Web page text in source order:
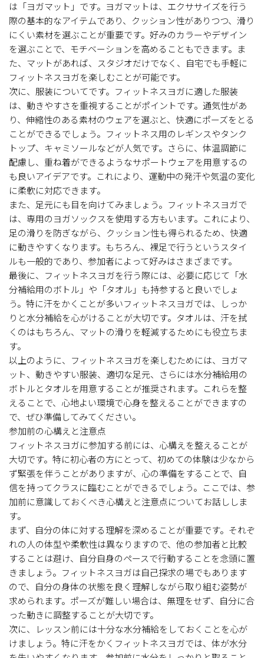
は「ヨガマット」です。ヨガマットは、エクササイズを行う
際の基本的なアイテムであり、クッション性がありつつ、滑り
にくい素材を選ぶことが重要です。好みのカラーやデザイン
を選ぶことで、モチベーションを高めることもできます。ま
た、マットがあれば、スタジオだけでなく、自宅でも手軽に
フィットネスヨガを楽しむことが可能です。
次に、服装についてです。フィットネスヨガに適した服装
は、動きやすさを重視することがポイントです。通気性があ
り、伸縮性のある素材のウェアを選ぶと、快適にポーズをとる
ことができるでしょう。フィットネス用のレギンスやタンク
トップ、キャミソールなどが人気です。さらに、体温調節に
配慮し、重ね着ができるようなサポートウェアを用意するの
も良いアイデアです。これにより、運動中の発汗や気温の変化
に柔軟に対応できます。
また、足元にも目を向けてみましょう。フィットネスヨガで
は、専用のヨガソックスを使用する方もいます。これにより、
足の滑りを防ぎながら、クッション性も得られるため、快適
に動きやすくなります。もちろん、裸足で行うというスタイ
ルも一般的であり、参加者によって好みはさまざまです。
最後に、フィットネスヨガを行う際には、必要に応じて「水
分補給用のボトル」や「タオル」も持参すると良いでしょ
う。特に汗をかくことが多いフィットネスヨガでは、しっか
りと水分補給を心がけることが大切です。タオルは、汗を拭
くのはもちろん、マットの滑りを軽減するためにも役立ちま
す。
以上のように、フィットネスヨガを楽しむためには、ヨガマ
ット、動きやすい服装、適切な足元、さらには水分補給用の
ボトルとタオルを用意することが推奨されます。これらを整
えることで、心地よい環境で心身を整えることができますの
で、ぜひ準備してみてください。
参加前の心構えと注意点
フィットネスヨガに参加する前には、心構えを整えることが
大切です。特に初心者の方にとって、初めての体験は少なから
ず緊張を伴うことがありますが、心の準備をすることで、自
信を持ってクラスに臨むことができるでしょう。ここでは、参
加前に意識しておくべき心構えと注意点についてお話ししま
す。
まず、自分の体に対する理解を深めることが重要です。それぞ
れの人の体型や柔軟性は異なりますので、他の参加者と比較
することは避け、自分自身のペースで行動することを念頭に置
きましょう。フィットネスヨガは自己探求の場でもあります
ので、自分の身体の状態を良く理解しながら取り組む姿勢が
求められます。ポーズが難しい場合は、無理をせず、自分に合
った動きに調整することが大切です。
次に、レッスン前には十分な水分補給をしておくことを心が
けましょう。特に汗をかくフィットネスヨガでは、体が水分